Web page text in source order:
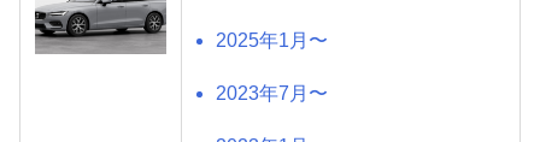
2025年1月〜
2023年7月〜